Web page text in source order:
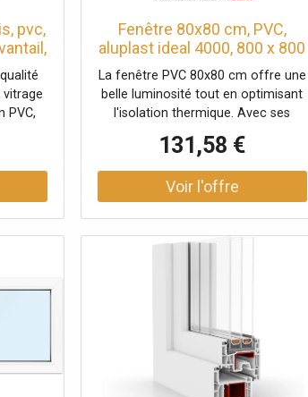
pvc,
vitrage
PVC,
Fenêtre 80x80 cm, PVC,
aluplast ideal 4000, 800 x 800
mm, blanc, fenêtre fixe, 1
vantail, double vitrage,
configuration personnalisée
La fenêtre PVC 80x80 cm offre une
belle luminosité tout en optimisant
l'isolation thermique. Avec ses
différentes pièces comme la
cuisine ou le bureau, apportant une
touche moderne. Équipée d'un
double vitrage Ug 1,1 et du profilé
énergétique et esthétique. Fenêtre
131,58 €